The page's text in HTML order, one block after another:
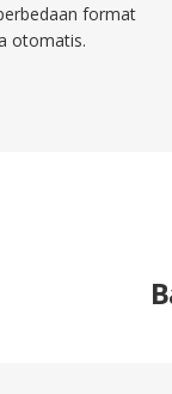
format
otomatis.